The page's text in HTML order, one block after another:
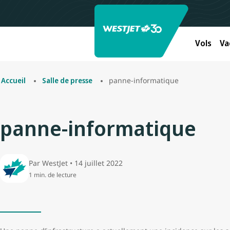
Vols
Accueil Salle de presse panne-informatique
panne-informatique
Par WestJet • 14 juillet 2022
1 min. de lecture